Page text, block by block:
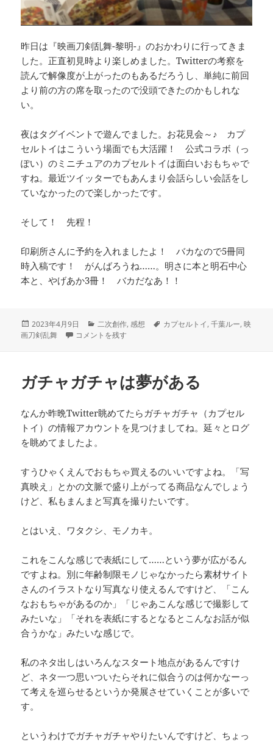
昨日は『映画刀剣乱舞-黎明-』のおかわりに行ってきま
した。正直初見時より楽しめました。Twitterの考察を
読んで解像度が上がったのもあるだろうし、単純に前回
より前の方の席を取ったので没頭できたのかもしれな
い。
夜はタグイベントで遊んでました。お花見会～♪ カプ
セルトイはこういう場面でも大活躍！ 公式コラボ（っ
ぽい）のミニチュアのカプセルトイは面白いおもちゃで
すね。最近ツイッターでもあんまり会話らしい会話をし
ていなかったので楽しかったです。
そして！ 先程！
印刷所さんに予約を入れましたよ！ バカなので5冊同
時入稿です！ がんばろうね……。明さに本と明石中心
本と、やげあか3冊！ バカだなあ！！
投
稿
2023年4月9日
カ
テ
二次創作,感想
タ
カプセルトイ,千葉ルー,映
画刀剣乱舞
#千葉ルー 読んだよ に
コメントを残す
ガチャガチャは夢がある
なんか昨晩Twitter眺めてたらガチャガチャ（カプセル
トイ）の情報アカウントを見つけましてね。延々とログ
を眺めてましたよ。
すうひゃくえんでおもちゃ買えるのいいですよね。「写
真映え」とかの文脈で盛り上がってる商品なんでしょう
けど、私もまんまと写真を撮りたいです。
とはいえ、ワタクシ、モノカキ。
これをこんな感じで表紙にして……という夢が広がるん
ですよね。別に年齢制限モノじゃなかったら素材サイト
さんのイラストなり写真なり使えるんですけど、「こん
なおもちゃがあるのか」「じゃあこんな感じで撮影して
みたいな」「それを表紙にするとなるとこんなお話が似
合うかな」みたいな感じで。
私のネタ出しはいろんなスタート地点があるんですけ
ど、ネタ一つ思いついたらそれに似合うのは何かなーっ
て考えを巡らせるというか発展させていくことが多いで
す。
というわけでガチャガチャやりたいんですけど、ちょっ